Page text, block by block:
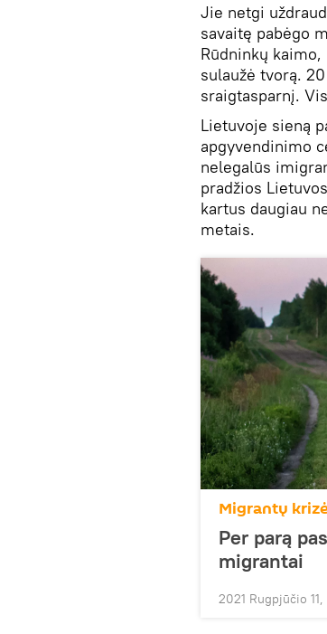
Jie netgi
savaitę pabėgo
Rūdninkų
sulaužė tvorą.
sraigtasparnį.
Lietuvoje sieną
apgyvendinimo
nelegalūs
pradžios
kartus daugiau
metais.
Migrantų
Per parą
migrantai
2021 Rugpjūčio